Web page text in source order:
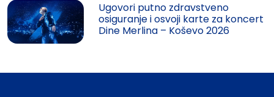
Ugovori putno zdravstveno
osiguranje i osvoji karte za koncert
Dine Merlina – Koševo 2026